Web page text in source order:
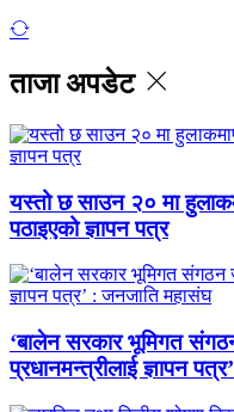
ताजा अपडेट
यस्तो छ साउन २० मा
पठाइएको ज्ञापन पत्र
‘बालेन सरकार भूमिगत
प्रधानमन्त्रीलाई ज्ञापन